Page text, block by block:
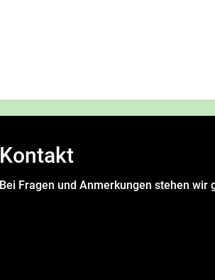
Kontakt
Bei Fragen und Anmerkungen stehen wir